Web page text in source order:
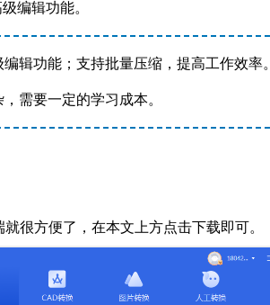
编辑功能。
辑功能；支持批量压缩，提高工作效率。
需要一定的学习成本。
很方便了，在本文上方点击下载即可。